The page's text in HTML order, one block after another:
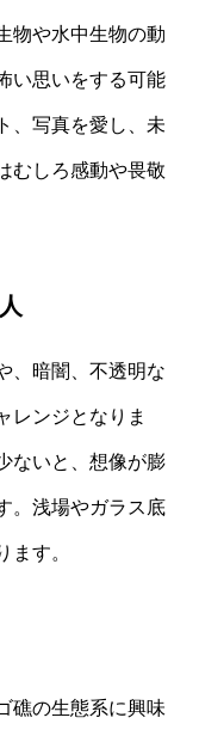
物や水中生物の動
い思いをする可能
、写真を愛し、未
むしろ感動や畏敬
、暗闇、不透明な
レンジとなりま
ないと、想像が膨
。浅場やガラス底
ます。
礁の生態系に興味